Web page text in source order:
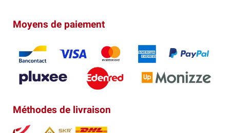
Moyens de paiement
Méthodes de livraison